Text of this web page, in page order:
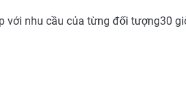
với nhu cầu của từng đối tượng30